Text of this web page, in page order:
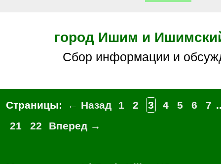
город Ишим и
Сбор информации и
Страницы: ← Назад 1 2 3 4 5 6 7
21
22 Вперед →